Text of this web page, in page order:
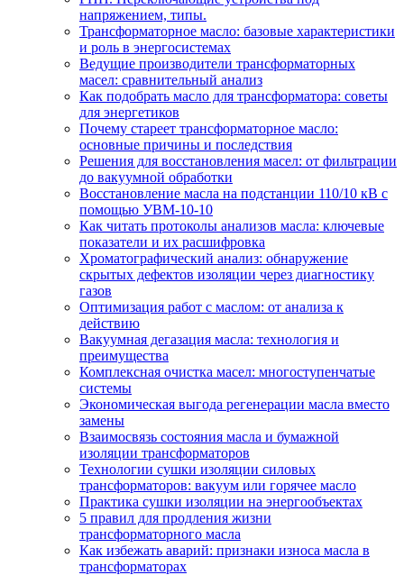
напряжением, типы.
Трансформаторное масло: базовые характеристики
и роль в энергосистемах
Ведущие производители трансформаторных
масел: сравнительный анализ
Как подобрать масло для трансформатора: советы
для энергетиков
Почему стареет трансформаторное масло:
основные причины и последствия
Решения для восстановления масел: от фильтрации
до вакуумной обработки
Восстановление масла на подстанции 110/10 кВ с
помощью УВМ-10-10
Как читать протоколы анализов масла: ключевые
показатели и их расшифровка
Хроматографический анализ: обнаружение
скрытых дефектов изоляции через диагностику
газов
Оптимизация работ с маслом: от анализа к
действию
Вакуумная дегазация масла: технология и
преимущества
Комплексная очистка масел: многоступенчатые
системы
Экономическая выгода регенерации масла вместо
замены
Взаимосвязь состояния масла и бумажной
изоляции трансформаторов
Технологии сушки изоляции силовых
трансформаторов: вакуум или горячее масло
Практика сушки изоляции на энергообъектах
5 правил для продления жизни
трансформаторного масла
Как избежать аварий: признаки износа масла в
трансформаторах